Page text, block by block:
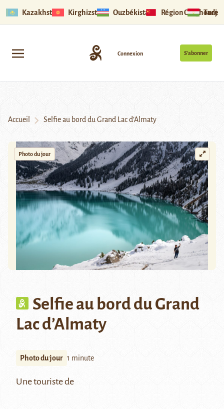
Kazakhstan Kirghizstan Ouzbékistan Région Ouïghoure
S’abonner
Connexion
Accueil Selfie au bord du Grand Lac d’Almaty
Photo du jour
Selfie au bord du Grand
Lac d’Almaty
Photo du jour 1 minute
Une touriste de